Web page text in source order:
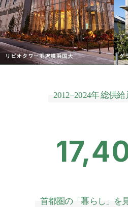
2012−2024年 総供給
首都圏の「暮らし」を